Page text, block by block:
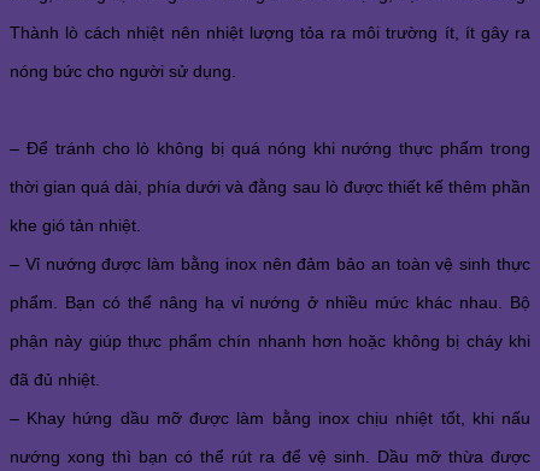
Thành lò cách nhiệt nên nhiệt lượng tỏa ra môi trường ít, ít gây ra
nóng bức cho người sử dụng.
– Để tránh cho lò không bị quá nóng khi nướng thực phẩm trong
thời gian quá dài, phía dưới và đằng sau lò được thiết kế thêm phần
khe gió tản nhiệt.
– Vỉ nướng được làm bằng inox nên đảm bảo an toàn vệ sinh thực
phẩm. Bạn có thể nâng hạ vỉ nướng ở nhiều mức khác nhau. Bộ
phận này giúp thực phẩm chín nhanh hơn hoặc không bị cháy khi
đã đủ nhiệt.
– Khay hứng dầu mỡ được làm bằng inox chịu nhiệt tốt, khi nấu
nướng xong thì bạn có thể rút ra để vệ sinh. Dầu mỡ thừa được